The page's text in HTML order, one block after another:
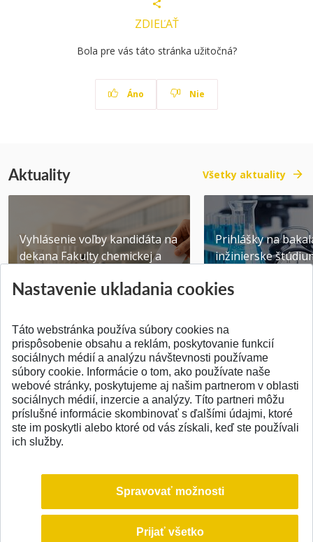
ZDIEĽAŤ
Bola pre vás táto stránka užitočná?
Áno Nie
Aktuality Všetky aktuality
Vyhlásenie voľby kandidáta na
dekana Fakulty chemickej a
Publikované 31.07.2026
Prihlášky na
inžinierske
Publikované
SPÄŤ NA VRCH
Nastavenie ukladania cookies
Táto webstránka používa súbory cookies na
prispôsobenie obsahu a reklám, poskytovanie funkcií
sociálnych médií a analýzu návštevnosti používame
súbory cookie. Informácie o tom, ako používate naše
webové stránky, poskytujeme aj našim partnerom v oblasti
sociálnych médií, inzercie a analýzy. Títo partneri môžu
príslušné informácie skombinovať s ďalšími údajmi, ktoré
ste im poskytli alebo ktoré od vás získali, keď ste používali
ich služby.
Spravovať možnosti
Prijať všetko